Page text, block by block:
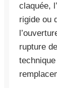
claquée,
rigide ou
rupture